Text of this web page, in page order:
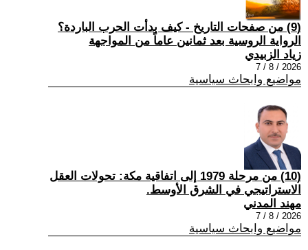
(9) من صفحات التاريخ - كيف بدأت الحرب الباردة؟
الرواية الروسية بعد ثمانين عاماً من المواجهة
زياد الزبيدي
2026 / 8 / 7
مواضيع وابحاث سياسية
(10) من مرحلة 1979 إلى اتفاقية مكة: تحولات العقل
الاستراتيجي في الشرق الأوسط.
مهند المدني
2026 / 8 / 7
مواضيع وابحاث سياسية